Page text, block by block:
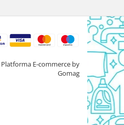
Platforma E-commerce by
Gomag